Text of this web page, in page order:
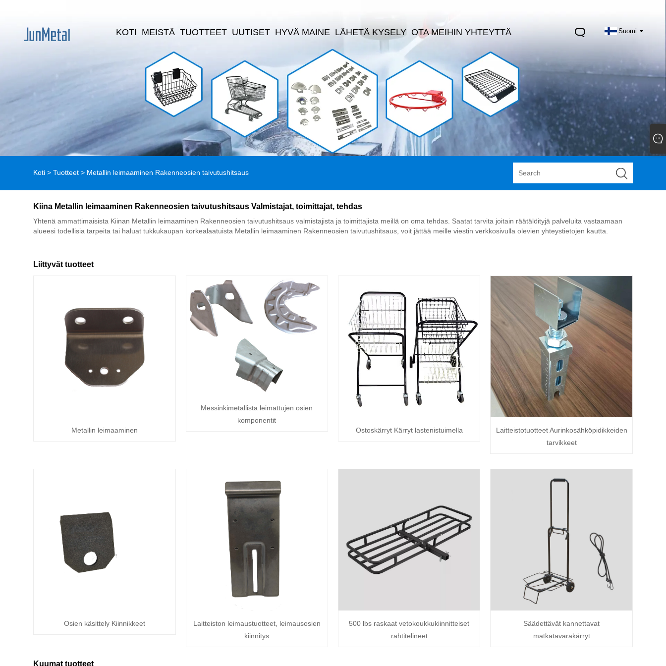
Suomi
KOTI MEISTÄ TUOTTEET UUTISET HYVÄ MAINE LÄHETÄ KYSELY OTA MEIHIN YHTEYTTÄ
Koti > Tuotteet > Metallin leimaaminen Rakenneosien taivutushitsaus
Kiina Metallin leimaaminen Rakenneosien taivutushitsaus Valmistajat, toimittajat, tehdas
Yhtenä ammattimaisista Kiinan Metallin leimaaminen Rakenneosien taivutushitsaus valmistajista ja toimittajista meillä on oma tehdas. Saatat tarvita joitain räätälöityjä palveluita vastaamaan
alueesi todellisia tarpeita tai haluat tukkukaupan korkealaatuista Metallin leimaaminen Rakenneosien taivutushitsaus, voit jättää meille viestin verkkosivulla olevien yhteystietojen kautta.
Liittyvät tuotteet
Metallin leimaaminen
Messinkimetallista leimattujen osien
komponentit
Ostoskärryt Kärryt lastenistuimella
Laitteistotuotteet Aurinkosähköpidikkeiden
tarvikkeet
Osien käsittely Kiinnikkeet
Laitteiston leimaustuotteet, leimausosien
kiinnitys
500 lbs raskaat vetokoukkukiinnitteiset
rahtitelineet
Säädettävät kannettavat
matkatavarakärryt
Kuumat tuotteet